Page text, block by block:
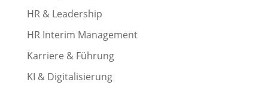
HR & Leadership
HR Interim Management
Karriere & Führung
KI & Digitalisierung